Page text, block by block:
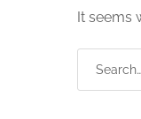
It seems